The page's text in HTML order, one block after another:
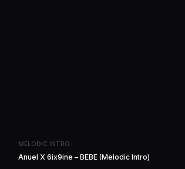
MELODIC INTRO
Anuel X 6ix9ine – BEBE (Melodic Intro)